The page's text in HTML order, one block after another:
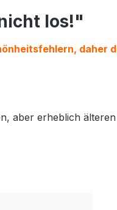
los!"
daher
aber erheblich